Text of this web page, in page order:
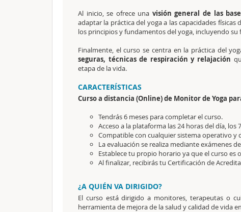
Al inicio, se ofrece una visión general de las
adaptar la práctica del yoga a las capacidades físicas
los principios y fundamentos del yoga, incluyendo su
Finalmente, el curso se centra en la práctica del
seguras, técnicas de respiración y relajación
etapa de la vida.
CARACTERÍSTICAS
Curso a distancia (Online) de Monitor de Yoga
Tendrás 6 meses para completar el curso.
Acceso a la plataforma las 24 horas del día, los
Compatible con cualquier sistema operativo y
La evaluación se realiza mediante exámenes
Establece tu propio horario ya que el curso es
Al finalizar, recibirás tu Certificación de
¿A QUIÉN VA DIRIGIDO?
El curso está dirigido a monitores, terapeutas o
herramienta de mejora de la salud y calidad de vida